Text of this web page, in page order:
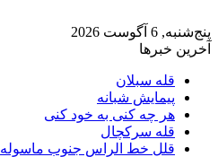
پنج‌شنبه, 6 آگوست 2026
آخرین خبرها
قله سبلان
پیمایش شبانه
هر چه کنی به خود کنی
قله سرکچال
قلل خط الراس جنوب ماسوله